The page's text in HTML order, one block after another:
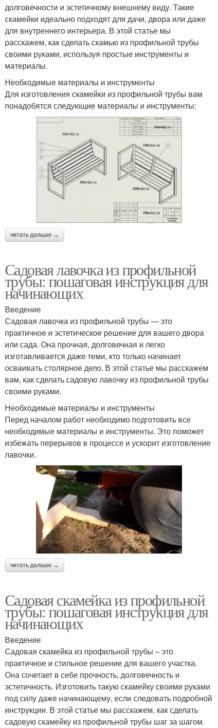
долговечности и эстетичному внешнему виду. Такие
скамейки идеально подходят для дачи, двора или даже
для внутреннего интерьера. В этой статье мы
расскажем, как сделать скамью из профильной трубы
своими руками, используя простые инструменты и
материалы.
Необходимые материалы и инструменты
Для изготовления скамейки из профильной трубы вам
понадобятся следующие материалы и инструменты:
читать дальше →
Садовая лавочка из профильной
трубы: пошаговая инструкция для
начинающих
Введение
Садовая лавочка из профильной трубы — это
практичное и эстетическое решение для вашего двора
или сада. Она прочная, долговечная и легко
изготавливается даже теми, кто только начинает
осваивать столярное дело. В этой статье мы расскажем
вам, как сделать садовую лавочку из профильной трубы
своими руками.
Необходимые материалы и инструменты
Перед началом работ необходимо подготовить все
необходимые материалы и инструменты. Это поможет
избежать перерывов в процессе и ускорит изготовление
лавочки.
читать дальше →
Садовая скамейка из профильной
трубы: пошаговая инструкция для
начинающих
Введение
Садовая скамейка из профильной трубы – это
практичное и стильное решение для вашего участка.
Она сочетает в себе прочность, долговечность и
эстетичность. Изготовить такую скамейку своими руками
под силу даже начинающему, если следовать подробной
инструкции. В этой статье мы расскажем, как сделать
садовую скамейку из профильной трубы шаг за шагом.